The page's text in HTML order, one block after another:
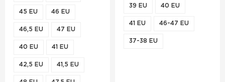
45 EU 46 EU
46,5 EU 47 EU
40 EU 41 EU
42,5 EU 41,5 EU
39 EU 40 EU
41 EU 46-47 EU
37-38 EU